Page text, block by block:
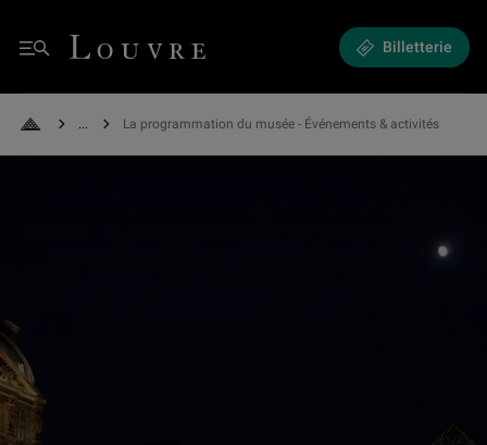
Menu
Louvre - Retour à l'accueil Billetterie
Retour à l'accueil
See all breadcrumbs
La programmation du musée - Événements & activités